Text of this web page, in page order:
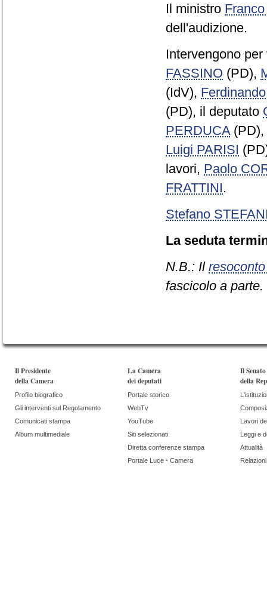
Il ministro
dell'audizione.
Intervengono
FASSINO (PD),
(IdV),
(PD), il deputato
PERDUCA(PD),
Luigi PARISI
lavori, Paolo
FRATTINI.
Stefano
La seduta
N.B.: Il
fascicolo a parte.
Il Presidente
della Camera
Profilo biografico
Gli interventi sul Regolamento
Comunicati stampa
Album multimediale
La Camera
dei deputati
Portale storico
WebTv
YouTube
Siti selezionati
Diretta conferenze stampa
Portale Luce - Camera
Il Senato
della
Lavori
Leggi e
Attualità